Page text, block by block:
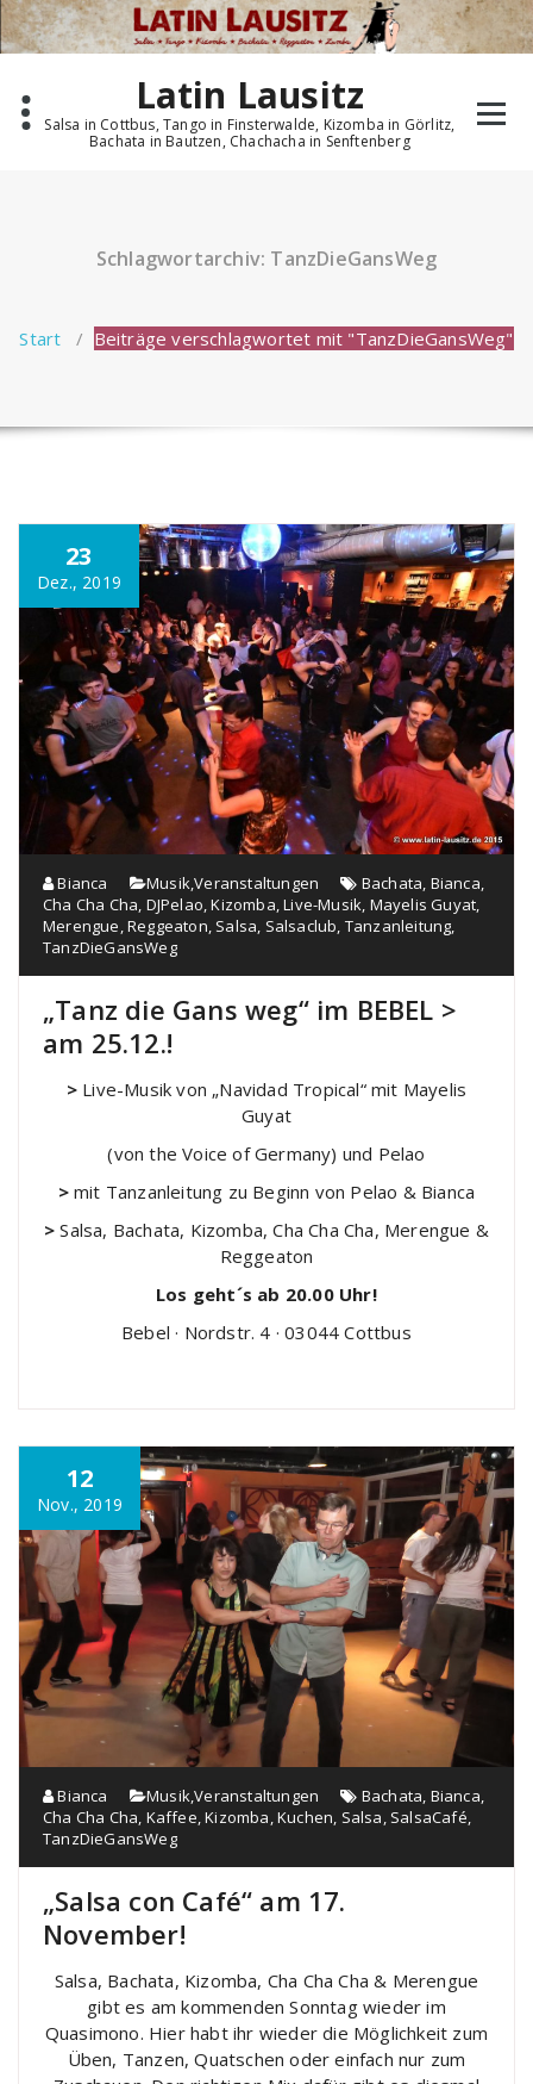
Zum
Inhalt
springen
Latin Lausitz
Salsa in Cottbus, Tango in Finsterwalde, Kizomba in Görlitz,
Bachata in Bautzen, Chachacha in Senftenberg
Schlagwortarchiv: TanzDieGansWeg
Start / Beiträge verschlagwortet mit "TanzDieGansWeg"
23
Dez., 2019
Bianca Musik,Veranstaltungen Bachata, Bianca,
Cha Cha Cha, DJPelao,Kizomba,Live-Musik, Mayelis Guyat,
Merengue,Reggeaton, Salsa, Salsaclub, Tanzanleitung,
TanzDieGansWeg
„Tanz die Gans weg“ im BEBEL >
am 25.12.!
> Live-Musik von „Navidad Tropical“ mit Mayelis
Guyat
(von the Voice of Germany) und Pelao
>mit Tanzanleitung zu Beginn von Pelao & Bianca
> Salsa, Bachata, Kizomba, Cha Cha Cha, Merengue &
Reggeaton
Los geht´s ab 20.00 Uhr!
Bebel · Nordstr. 4 · 03044 Cottbus
12
Nov., 2019
Bianca Musik,Veranstaltungen Bachata, Bianca,
Cha Cha Cha, Kaffee,Kizomba,Kuchen, Salsa, SalsaCafé,
TanzDieGansWeg
„Salsa con Café“ am 17.
November!
Salsa, Bachata, Kizomba, Cha Cha Cha & Merengue
gibt es am kommenden Sonntag wieder im
Quasimono. Hier habt ihr wieder die Möglichkeit zum
Üben, Tanzen, Quatschen oder einfach nur zum